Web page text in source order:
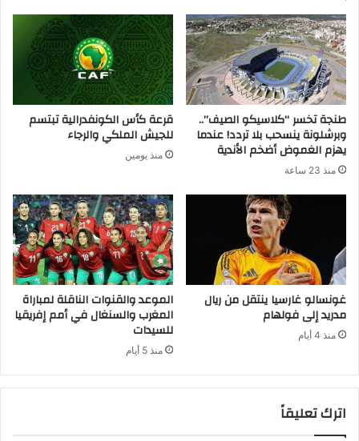
طنجة تخسر “كلاسيكو الصيف”..
وبرشلونة ينسحب بلا تردد! عندما
يهزم الغموض أضخم الأندية
منذ 23 ساعة
قرعة كأس الكونفدرالية تبتسم
للجيش الملكي والرجاء
منذ يومين
غونسالو غارسيا ينتقل من ريال
مدريد إلى فولهام
منذ 4 أيام
الموعد والقنوات الناقلة لمباراة
المغرب والسنغال في أمم إفريقيا
للسيدات
منذ 5 أيام
اترك تعليقاً